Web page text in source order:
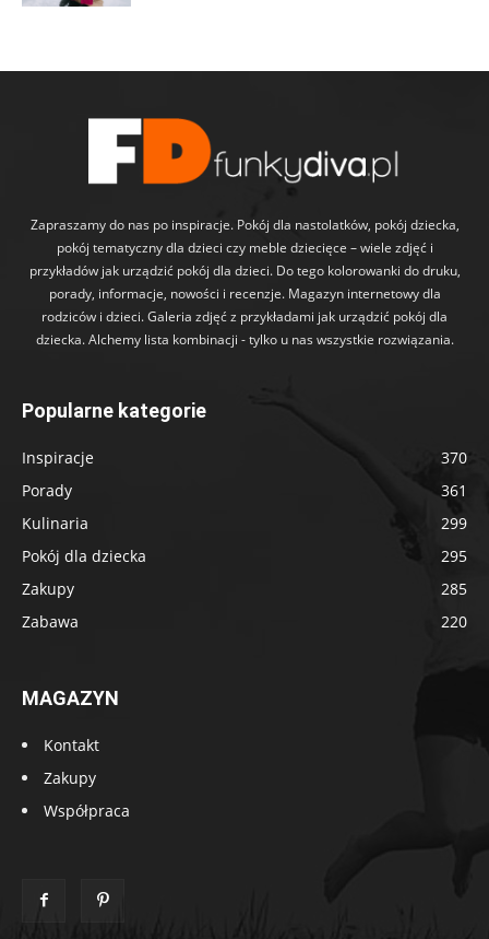
Zapraszamy do nas po inspiracje. Pokój dla nastolatków, pokój dziecka,
pokój tematyczny dla dzieci czy meble dziecięce – wiele zdjęć i
przykładów jak urządzić pokój dla dzieci. Do tego kolorowanki do druku,
porady, informacje, nowości i recenzje. Magazyn internetowy dla
rodziców i dzieci. Galeria zdjęć z przykładami jak urządzić pokój dla
dziecka. Alchemy lista kombinacji - tylko u nas wszystkie rozwiązania.
Popularne kategorie
Inspiracje
370
Porady
361
Kulinaria
299
Pokój dla dziecka
295
Zakupy
285
Zabawa
220
MAGAZYN
Kontakt
Zakupy
Współpraca